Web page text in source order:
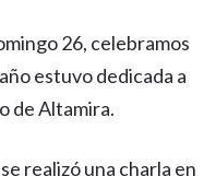
26, celebramos
estuvo dedicada a
de Altamira.
realizó una charla en